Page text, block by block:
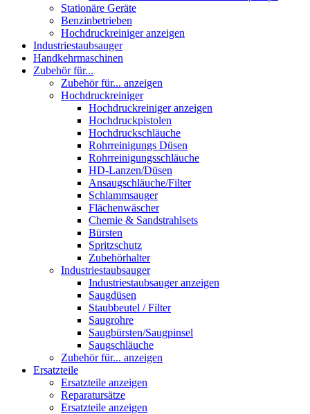
Stationäre Geräte
Benzinbetrieben
Hochdruckreiniger anzeigen
Industriestaubsauger
Handkehrmaschinen
Zubehör für...
Zubehör für... anzeigen
Hochdruckreiniger
Hochdruckreiniger anzeigen
Hochdruckpistolen
Hochdruckschläuche
Rohrreinigungs Düsen
Rohrreinigungsschläuche
HD-Lanzen/Düsen
Ansaugschläuche/Filter
Schlammsauger
Flächenwäscher
Chemie & Sandstrahlsets
Bürsten
Spritzschutz
Zubehörhalter
Industriestaubsauger
Industriestaubsauger anzeigen
Saugdüsen
Staubbeutel / Filter
Saugrohre
Saugbürsten/Saugpinsel
Saugschläuche
Zubehör für... anzeigen
Ersatzteile
Ersatzteile anzeigen
Reparatursätze
Ersatzteile anzeigen